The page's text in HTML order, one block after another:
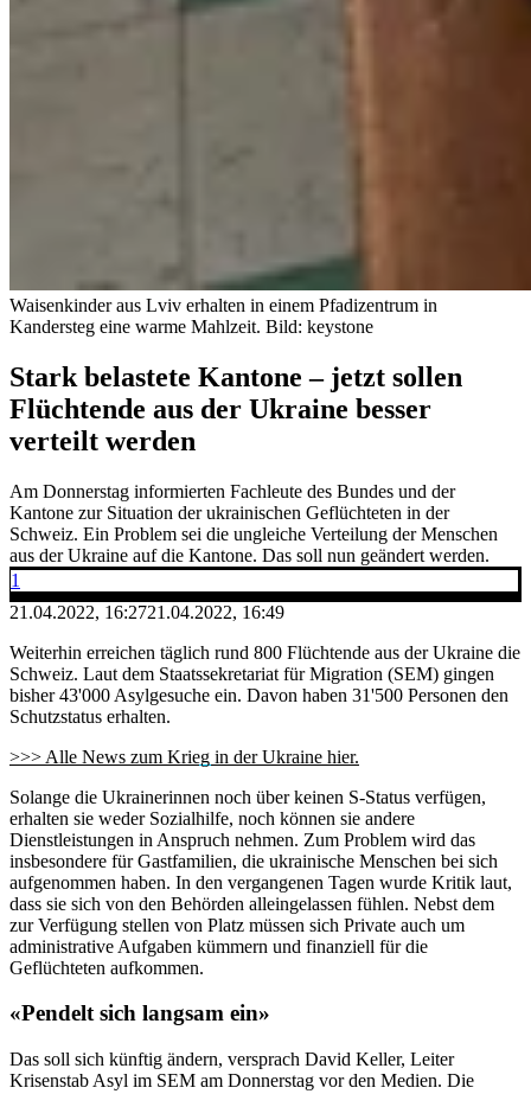
Waisenkinder aus Lviv erhalten in einem Pfadizentrum in
Kandersteg eine warme Mahlzeit. Bild: keystone
Stark belastete Kantone – jetzt sollen
Flüchtende aus der Ukraine besser
verteilt werden
Am Donnerstag informierten Fachleute des Bundes und der
Kantone zur Situation der ukrainischen Geflüchteten in der
Schweiz. Ein Problem sei die ungleiche Verteilung der Menschen
aus der Ukraine auf die Kantone. Das soll nun geändert werden.
1
21.04.2022, 16:2721.04.2022, 16:49
Weiterhin erreichen täglich rund 800 Flüchtende aus der Ukraine die
Schweiz. Laut dem Staatssekretariat für Migration (SEM) gingen
bisher 43'000 Asylgesuche ein. Davon haben 31'500 Personen den
Schutzstatus erhalten.
>>> Alle News zum Krieg in der Ukraine hier.
Solange die Ukrainerinnen noch über keinen S-Status verfügen,
erhalten sie weder Sozialhilfe, noch können sie andere
Dienstleistungen in Anspruch nehmen. Zum Problem wird das
insbesondere für Gastfamilien, die ukrainische Menschen bei sich
aufgenommen haben. In den vergangenen Tagen wurde Kritik laut,
dass sie sich von den Behörden alleingelassen fühlen. Nebst dem
zur Verfügung stellen von Platz müssen sich Private auch um
administrative Aufgaben kümmern und finanziell für die
Geflüchteten aufkommen.
«Pendelt sich langsam ein»
Das soll sich künftig ändern, versprach David Keller, Leiter
Krisenstab Asyl im SEM am Donnerstag vor den Medien. Die